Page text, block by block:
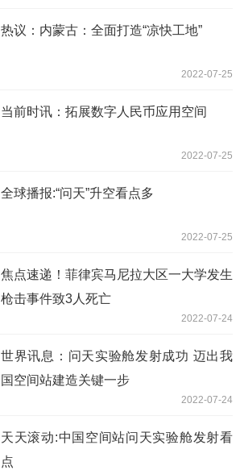
热议：内蒙古：全面打造“凉快工地”
2022-07-25
当前时讯：拓展数字人民币应用空间
2022-07-25
全球播报:“问天”升空看点多
2022-07-25
焦点速递！菲律宾马尼拉大区一大学发生
枪击事件致3人死亡
2022-07-24
世界讯息：问天实验舱发射成功 迈出我
国空间站建造关键一步
2022-07-24
天天滚动:中国空间站问天实验舱发射看
点